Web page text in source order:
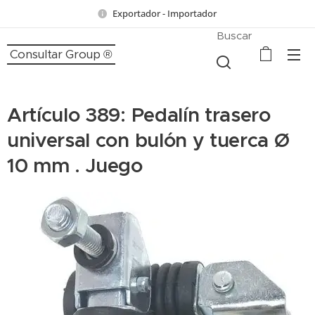
Exportador - Importador
Consultar Group ®
Buscar
Artículo 389: Pedalín trasero
universal con bulón y tuerca Ø
10 mm . Juego